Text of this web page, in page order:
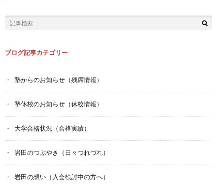
ブログ記事カテゴリー
塾からのお知らせ（残席情報）
塾休校のお知らせ（休校情報）
大学合格状況（合格実績）
岩田のつぶやき（日々つれづれ）
岩田の想い（入会検討中の方へ）